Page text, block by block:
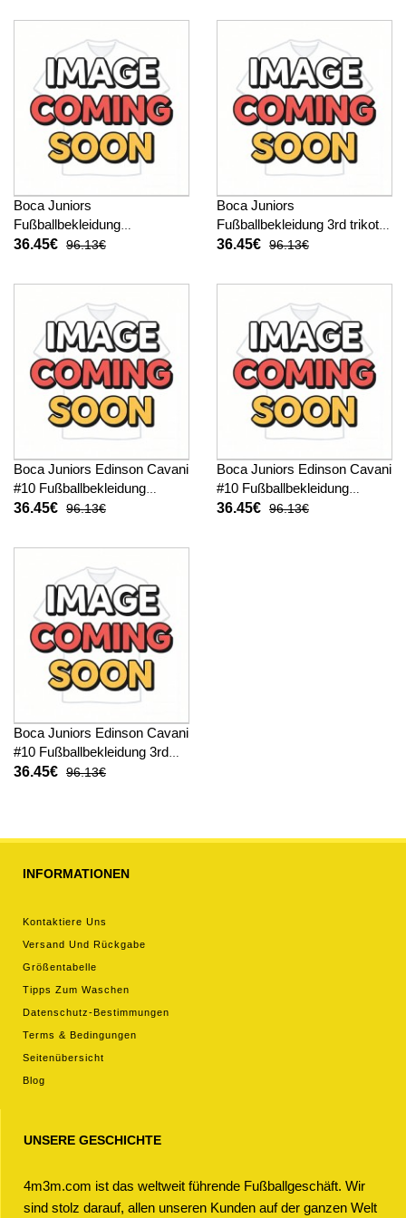
Boca Juniors
Fußballbekleidung
Auswärtstrikot Kinder 2025-
36.45€ 96.13€
Boca Juniors
Fußballbekleidung 3rd trikot
Kinder 2025-26 Kurzarm (+
36.45€ 96.13€
Boca Juniors Edinson Cavani
#10 Fußballbekleidung
Heimtrikot Kinder 2025-26
36.45€ 96.13€
Boca Juniors Edinson Cavani
#10 Fußballbekleidung
Auswärtstrikot Kinder 2025-
36.45€ 96.13€
Boca Juniors Edinson Cavani
#10 Fußballbekleidung 3rd
trikot Kinder 2025-26
36.45€ 96.13€
INFORMATIONEN
Kontaktiere Uns
Versand Und Rückgabe
Größentabelle
Tipps Zum Waschen
Datenschutz-Bestimmungen
Terms & Bedingungen
Seitenübersicht
Blog
UNSERE GESCHICHTE
4m3m.com ist das weltweit führende Fußballgeschäft. Wir
sind stolz darauf, allen unseren Kunden auf der ganzen Welt